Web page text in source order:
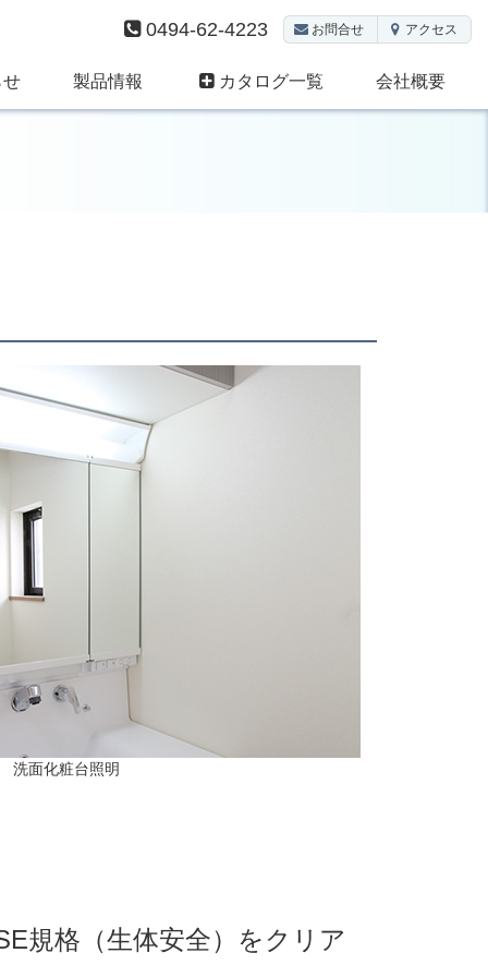
0494-62-4223 お問合せ アクセス
製品情報 カタログ一覧 会社概要
洗面化粧台照明
規格（生体安全）をクリア